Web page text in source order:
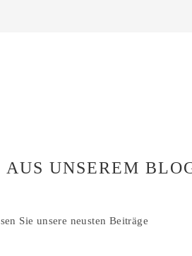
AUS UNSEREM
Sie unsere neusten Beiträge